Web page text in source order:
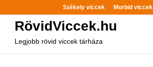
Székely viccek Morbid viccek
RövidViccek.hu
Legjobb rövid viccek tárháza